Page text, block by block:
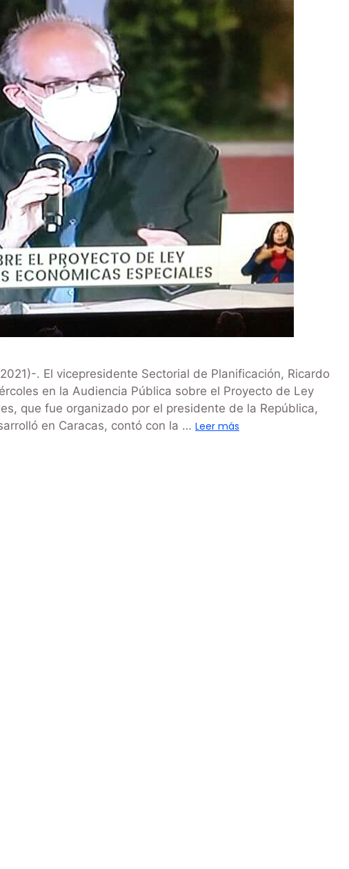
. El vicepresidente Sectorial de Planificación, Ricardo
en la Audiencia Pública sobre el Proyecto de Ley
que fue organizado por el presidente de la República,
en Caracas, contó con la … Leer más